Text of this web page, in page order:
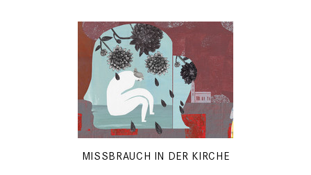
MISSBRAUCH IN DER KIRCHE